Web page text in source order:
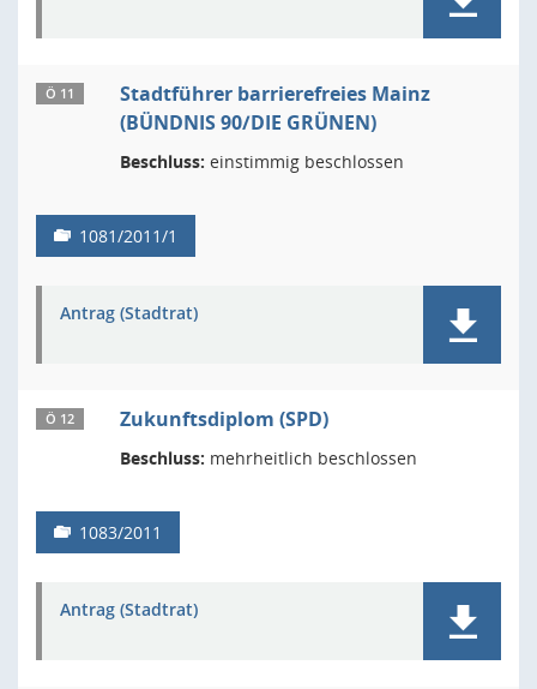
Ö 11
Stadtführer barrierefreies Mainz
(BÜNDNIS 90/DIE GRÜNEN)
Beschluss: einstimmig beschlossen
1081/2011/1
Antrag (Stadtrat)
Ö 12 Zukunftsdiplom (SPD)
Beschluss: mehrheitlich beschlossen
1083/2011
Antrag (Stadtrat)